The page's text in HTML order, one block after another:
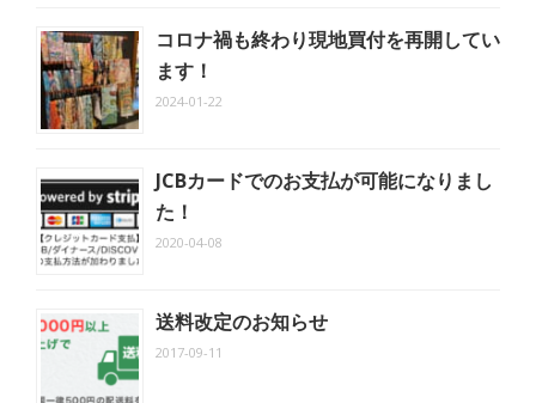
コロナ禍も終わり現地買付を再開してい
ます！
2024-01-22
JCBカードでのお支払が可能になりまし
た！
2020-04-08
送料改定のお知らせ
2017-09-11